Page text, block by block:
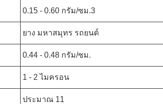
0.15 - 0.60 กรัม/ซม.3
ยาง มหาสมุทร รถยนต์
0.44 - 0.48 กรัม/ซม.
1 - 2 ไมครอน
ประมาณ 11